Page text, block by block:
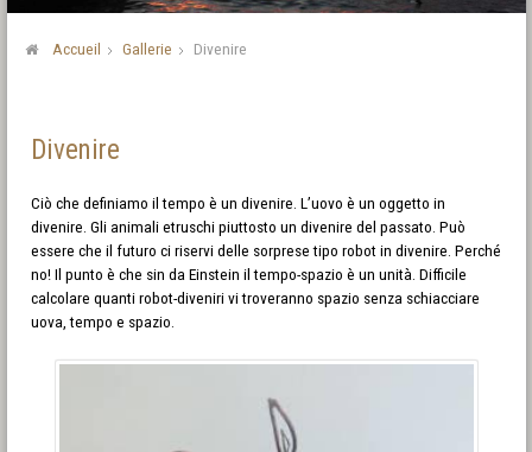
Accueil Gallerie Divenire
Divenire
Ciò che definiamo il tempo è un divenire. L’uovo è un oggetto in
divenire. Gli animali etruschi piuttosto un divenire del passato. Può
essere che il futuro ci riservi delle sorprese tipo robot in divenire. Perché
no! Il punto è che sin da Einstein il tempo-spazio è un unità. Difficile
calcolare quanti robot-diveniri vi troveranno spazio senza schiacciare
uova, tempo e spazio.